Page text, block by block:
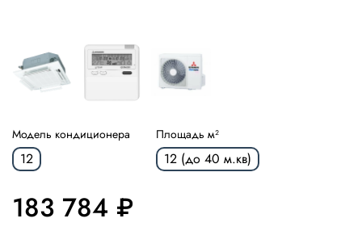
Модель кондиционера
12
Площадь м²
12 (до 40 м.кв)
183 784 ₽